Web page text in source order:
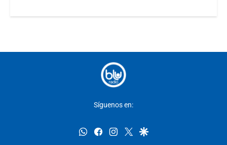
Síguenos en:
whatsappfacebookinstagram
twittergoogle